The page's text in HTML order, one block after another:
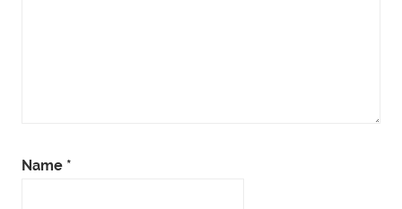
Name *